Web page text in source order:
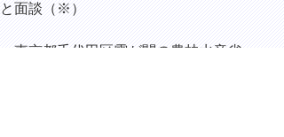
と面談（※）
＜東京都千代田区霞が関の農林水産省＞